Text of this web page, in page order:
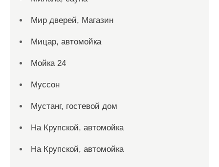
Мир дверей, Магазин
Мицар, автомойка
Мойка 24
Муссон
Мустанг, гостевой дом
На Крупской, автомойка
На Крупской, автомойка